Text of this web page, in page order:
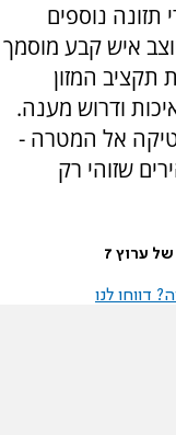
אלו, כעת מגייסים 28 נגדי תזונה נוספים
איש קבע מוסמך
תקציב המזון
ודרוש מענה.
אל המטרה -
שזוהי רק
ערוץ 7
דווחו לנו